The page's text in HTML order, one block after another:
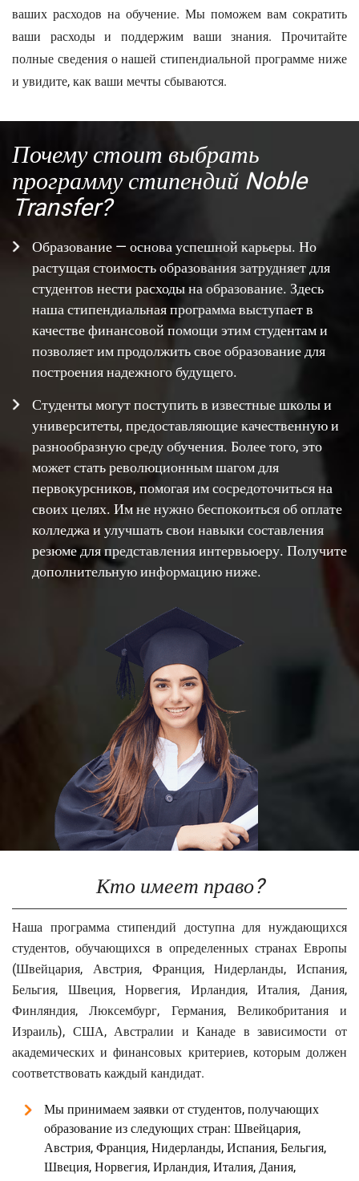
ваших расходов на обучение. Мы поможем вам сократить
ваши расходы и поддержим ваши знания. Прочитайте
полные сведения о нашей стипендиальной программе ниже
и увидите, как ваши мечты сбываются.
Почему стоит выбрать
программу стипендий Noble
Transfer?
Образование — основа успешной карьеры. Но
растущая стоимость образования затрудняет для
студентов нести расходы на образование. Здесь
наша стипендиальная программа выступает в
качестве финансовой помощи этим студентам и
позволяет им продолжить свое образование для
построения надежного будущего.
Студенты могут поступить в известные школы и
университеты, предоставляющие качественную и
разнообразную среду обучения. Более того, это
может стать революционным шагом для
первокурсников, помогая им сосредоточиться на
своих целях. Им не нужно беспокоиться об оплате
колледжа и улучшать свои навыки составления
резюме для представления интервьюеру. Получите
дополнительную информацию ниже.
Кто имеет право?
Наша программа стипендий доступна для нуждающихся
студентов, обучающихся в определенных странах Европы
(Швейцария, Австрия, Франция, Нидерланды, Испания,
Бельгия, Швеция, Норвегия, Ирландия, Италия, Дания,
Финляндия, Люксембург, Германия, Великобритания и
Израиль), США, Австралии и Канаде в зависимости от
академических и финансовых критериев, которым должен
соответствовать каждый кандидат.
Мы принимаем заявки от студентов, получающих
образование из следующих стран: Швейцария,
Австрия, Франция, Нидерланды, Испания, Бельгия,
Швеция, Норвегия, Ирландия, Италия, Дания,